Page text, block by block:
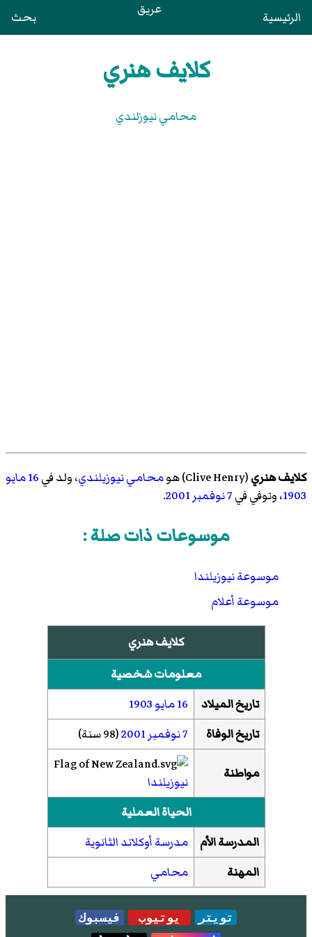
الرئيسية عريق بحث
كلايف هنري
محامي نيوزلندي
كلايف هنري(
Clive Henry)‏ هومحامينيوزيلندي، ولد في16 مايو
1903، وتوفي في7 نوفمبر 2001
.
موسوعات ذات صلة :
موسوعة نيوزيلندا
موسوعة أعلام
كلايف هنري
معلومات شخصية
تاريخ الميلاد
16 مايو
1903
تاريخ الوفاة
7 نوفمبر 2001(98 سنة)
مواطنة
نيوزيلندا
الحياة العملية
المدرسة الأم
مدرسة أوكلاند الثانوية
المهنة
محامي
تويتر يوتيوب
فيسبوك